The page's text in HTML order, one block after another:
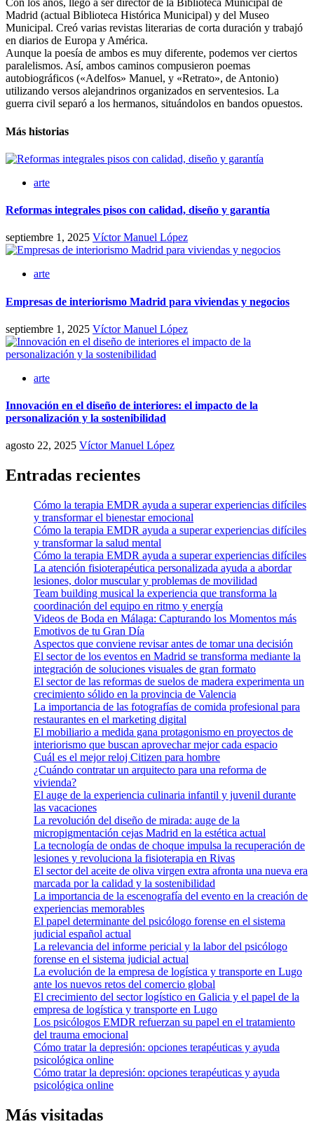
Con los años, llegó a ser director de la Biblioteca Municipal de
Madrid (actual Biblioteca Histórica Municipal) y del Museo
Municipal. Creó varias revistas literarias de corta duración y trabajó
en diarios de Europa y América.
Aunque la poesía de ambos es muy diferente, podemos ver ciertos
paralelismos. Así, ambos caminos compusieron poemas
autobiográficos («Adelfos» Manuel, y «Retrato», de Antonio)
utilizando versos alejandrinos organizados en serventesios. La
guerra civil separó a los hermanos, situándolos en bandos opuestos.
Más historias
arte
Reformas integrales pisos con calidad, diseño y garantía
septiembre 1, 2025 Víctor Manuel López
arte
Empresas de interiorismo Madrid para viviendas y negocios
septiembre 1, 2025 Víctor Manuel López
arte
Innovación en el diseño de interiores: el impacto de la
personalización y la sostenibilidad
agosto 22, 2025 Víctor Manuel López
Entradas recientes
Cómo la terapia EMDR ayuda a superar experiencias difíciles
y transformar el bienestar emocional
Cómo la terapia EMDR ayuda a superar experiencias difíciles
y transformar la salud mental
Cómo la terapia EMDR ayuda a superar experiencias difíciles
La atención fisioterapéutica personalizada ayuda a abordar
lesiones, dolor muscular y problemas de movilidad
Team building musical la experiencia que transforma la
coordinación del equipo en ritmo y energía
Videos de Boda en Málaga: Capturando los Momentos más
Emotivos de tu Gran Día
Aspectos que conviene revisar antes de tomar una decisión
El sector de los eventos en Madrid se transforma mediante la
integración de soluciones visuales de gran formato
El sector de las reformas de suelos de madera experimenta un
crecimiento sólido en la provincia de Valencia
La importancia de las fotografías de comida profesional para
restaurantes en el marketing digital
El mobiliario a medida gana protagonismo en proyectos de
interiorismo que buscan aprovechar mejor cada espacio
Cuál es el mejor reloj Citizen para hombre
¿Cuándo contratar un arquitecto para una reforma de
vivienda?
El auge de la experiencia culinaria infantil y juvenil durante
las vacaciones
La revolución del diseño de mirada: auge de la
micropigmentación cejas Madrid en la estética actual
La tecnología de ondas de choque impulsa la recuperación de
lesiones y revoluciona la fisioterapia en Rivas
El sector del aceite de oliva virgen extra afronta una nueva era
marcada por la calidad y la sostenibilidad
La importancia de la escenografía del evento en la creación de
experiencias memorables
El papel determinante del psicólogo forense en el sistema
judicial español actual
La relevancia del informe pericial y la labor del psicólogo
forense en el sistema judicial actual
La evolución de la empresa de logística y transporte en Lugo
ante los nuevos retos del comercio global
El crecimiento del sector logístico en Galicia y el papel de la
empresa de logística y transporte en Lugo
Los psicólogos EMDR refuerzan su papel en el tratamiento
del trauma emocional
Cómo tratar la depresión: opciones terapéuticas y ayuda
psicológica online
Cómo tratar la depresión: opciones terapéuticas y ayuda
psicológica online
Más visitadas